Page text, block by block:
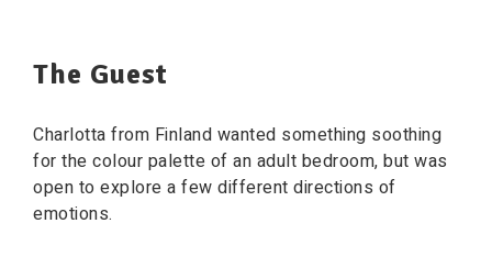
The Guest
Charlotta from Finland wanted something soothing
for the colour palette of an adult bedroom, but was
open to explore a few different directions of
emotions.